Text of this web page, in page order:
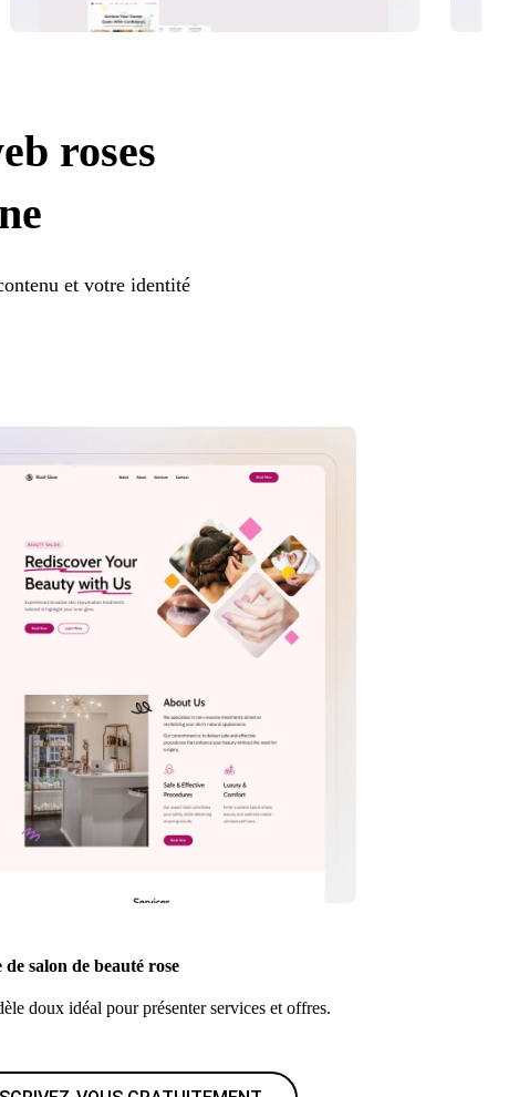
roses
et votre identité
de salon de beauté rose
doux idéal pour présenter services et offres.